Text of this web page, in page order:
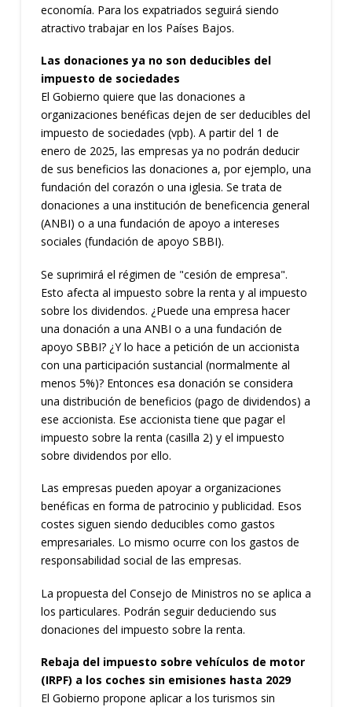
economía. Para los expatriados seguirá siendo
atractivo trabajar en los Países Bajos.
Las donaciones ya no son deducibles del
impuesto de sociedades
El Gobierno quiere que las donaciones a
organizaciones benéficas dejen de ser deducibles del
impuesto de sociedades (vpb). A partir del 1 de
enero de 2025, las empresas ya no podrán deducir
de sus beneficios las donaciones a, por ejemplo, una
fundación del corazón o una iglesia. Se trata de
donaciones a una institución de beneficencia general
(ANBI) o a una fundación de apoyo a intereses
sociales (fundación de apoyo SBBI).
Se suprimirá el régimen de "cesión de empresa".
Esto afecta al impuesto sobre la renta y al impuesto
sobre los dividendos. ¿Puede una empresa hacer
una donación a una ANBI o a una fundación de
apoyo SBBI? ¿Y lo hace a petición de un accionista
con una participación sustancial (normalmente al
menos 5%)? Entonces esa donación se considera
una distribución de beneficios (pago de dividendos) a
ese accionista. Ese accionista tiene que pagar el
impuesto sobre la renta (casilla 2) y el impuesto
sobre dividendos por ello.
Las empresas pueden apoyar a organizaciones
benéficas en forma de patrocinio y publicidad. Esos
costes siguen siendo deducibles como gastos
empresariales. Lo mismo ocurre con los gastos de
responsabilidad social de las empresas.
La propuesta del Consejo de Ministros no se aplica a
los particulares. Podrán seguir deduciendo sus
donaciones del impuesto sobre la renta.
Rebaja del impuesto sobre vehículos de motor
(IRPF) a los coches sin emisiones hasta 2029
El Gobierno propone aplicar a los turismos sin